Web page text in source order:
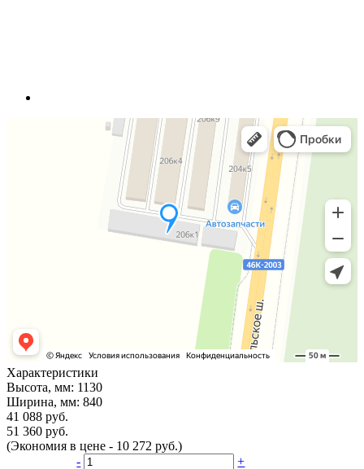
Характеристики
Высота, мм: 1130
Ширина, мм: 840
41 088 руб.
51 360 руб.
(Экономия в цене - 10 272 руб.)
-
+